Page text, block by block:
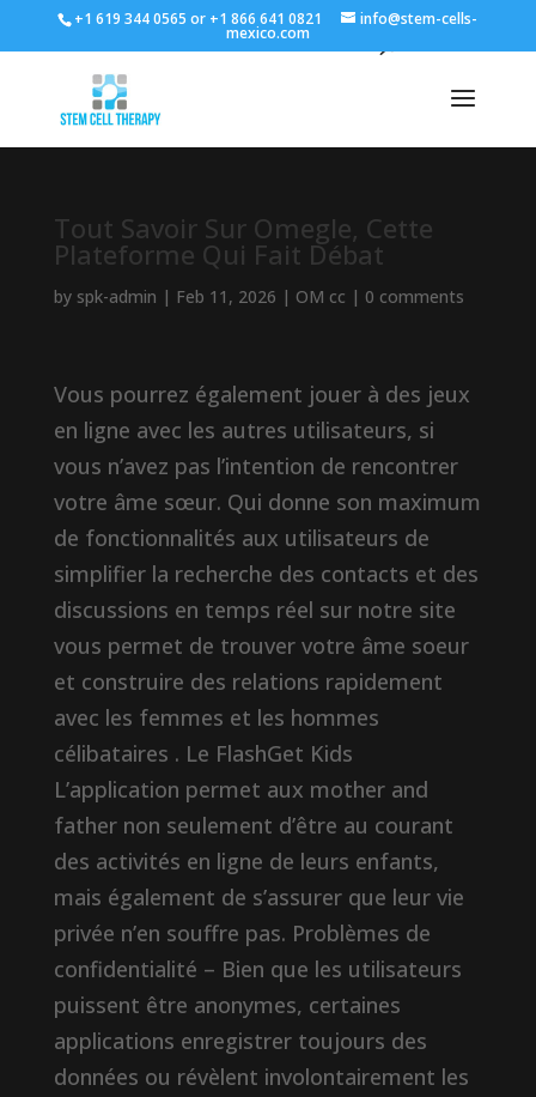
+1 619 344 0565 or +1 866 641 0821 info@stem-cells-
mexico.com
Tout Savoir Sur Omegle, Cette
Plateforme Qui Fait Débat
by spk-admin | Feb 11, 2026 | OM cc | 0 comments
Vous pourrez également jouer à des jeux
en ligne avec les autres utilisateurs, si
vous n’avez pas l’intention de rencontrer
votre âme sœur. Qui donne son maximum
de fonctionnalités aux utilisateurs de
simplifier la recherche des contacts et des
discussions en temps réel sur notre site
vous permet de trouver votre âme soeur
et construire des relations rapidement
avec les femmes et les hommes
célibataires . Le FlashGet Kids
L’application permet aux mother and
father non seulement d’être au courant
des activités en ligne de leurs enfants,
mais également de s’assurer que leur vie
privée n’en souffre pas. Problèmes de
confidentialité – Bien que les utilisateurs
puissent être anonymes, certaines
applications enregistrer toujours des
données ou révèlent involontairement les